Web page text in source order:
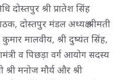
दोस्तपुर श्री प्रातेश सिंह
दोस्तपुर मंडल अध्यक्ष श्रीमती
कुमार मालवीय, श्री दुष्यंत सिंह,
व पिछड़ा वर्ग आयोग सदस्य
श्री मनोज मौर्य और श्री